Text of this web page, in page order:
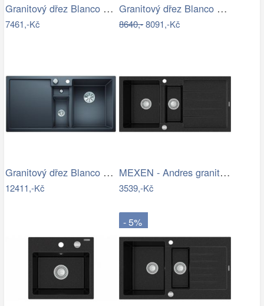
Granitový dřez Blanco ZENAR 45 S InFino…
7461,-Kč
Granitový dřez Blanco ZIA 5 S antracit…
8640,-8091,-Kč
Granitový dřez Blanco COLLECTIS 6 S…
12411,-Kč
MEXEN - Andres granitový dřez 1.5 s…
3539,-Kč
- 5%